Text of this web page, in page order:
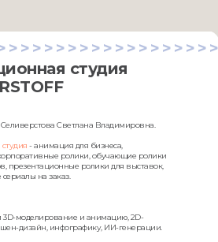
студия
Светлана Владимировна.
- анимация для бизнеса,
ролики, обучающие ролики
презентационные ролики для выставок,
на заказ.
3D-моделирование и анимацию, 2D-
дизайн, инфографику, ИИ-генерации.